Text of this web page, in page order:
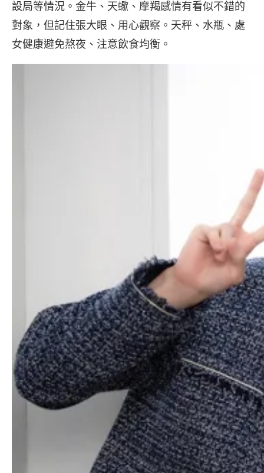
設局等情況。金牛、天蠍、摩羯感情有看似不錯的
對象，但記住張大眼、用心觀察。天秤、水瓶、處
女健康避免熬夜、注意飲食均衡。